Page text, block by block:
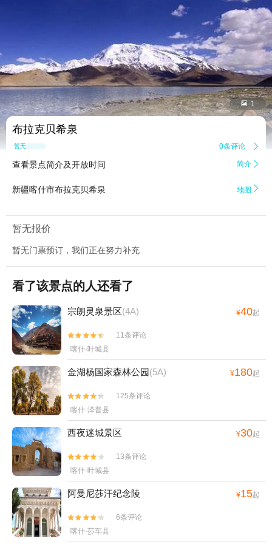
 1
布拉克贝希泉
暂无点评 0条评论 
查看景点简介及开放时间 简介 
新疆喀什市布拉克贝希泉 地图 
暂无报价
暂无门票预订，我们正在努力补充
看了该景点的人还看了
宗朗灵泉景区(4A) ¥40起


11条评论
喀什·叶城县
金湖杨国家森林公园(5A) ¥180起


125条评论
喀什·泽普县
西夜迷城景区 ¥30起


13条评论
喀什·叶城县
阿曼尼莎汗纪念陵 ¥15起


6条评论
喀什·莎车县